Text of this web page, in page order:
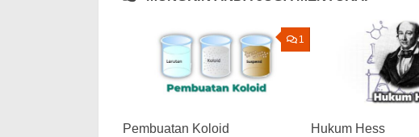
1
Pembuatan Koloid Hukum Hess